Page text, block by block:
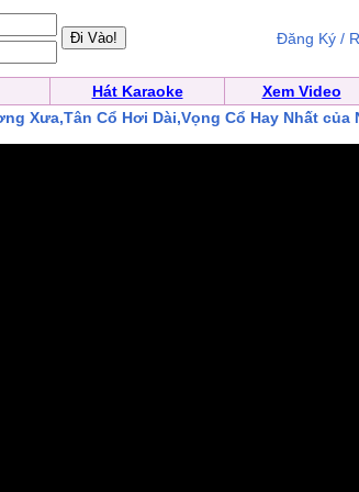
Đăng Ký /
Hát Karaoke Xem Video
Xưa,Tân Cổ Hơi Dài,Vọng Cổ Hay Nhất của